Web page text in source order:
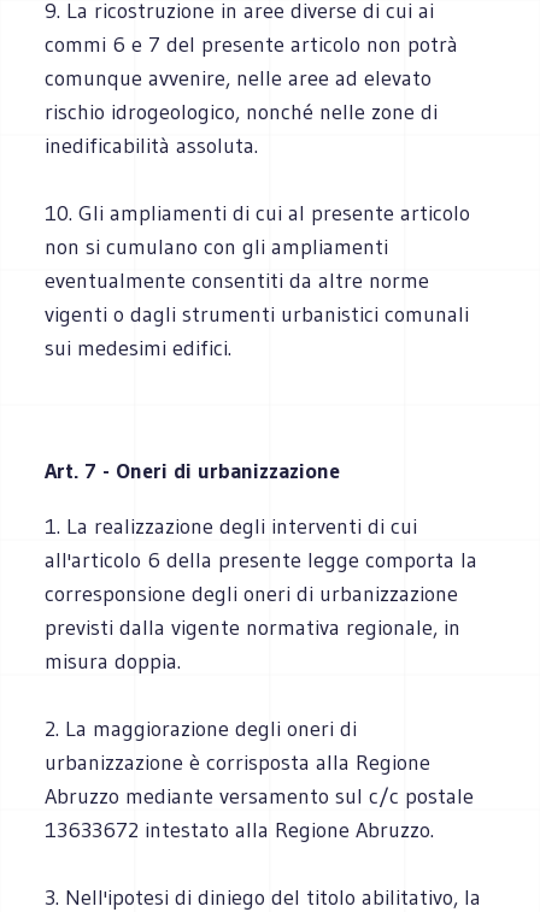
9. La ricostruzione in aree diverse di cui ai
commi 6 e 7 del presente articolo non potrà
comunque avvenire, nelle aree ad elevato
rischio idrogeologico, nonché nelle zone di
inedificabilità assoluta.
10. Gli ampliamenti di cui al presente articolo
non si cumulano con gli ampliamenti
eventualmente consentiti da altre norme
vigenti o dagli strumenti urbanistici comunali
sui medesimi edifici.
Art. 7 - Oneri di urbanizzazione
1. La realizzazione degli interventi di cui
all'articolo 6 della presente legge comporta la
corresponsione degli oneri di urbanizzazione
previsti dalla vigente normativa regionale, in
misura doppia.
2. La maggiorazione degli oneri di
urbanizzazione è corrisposta alla Regione
Abruzzo mediante versamento sul c/c postale
13633672 intestato alla Regione Abruzzo.
3. Nell'ipotesi di diniego del titolo abilitativo, la